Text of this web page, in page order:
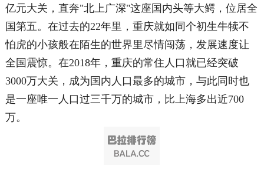
亿元大关，直奔"北上广深"这座国内头等大鳄，位居全
国第五。在过去的22年里，重庆就如同个初生牛犊不
怕虎的小孩般在陌生的世界里尽情闯荡，发展速度让
全国震惊。在2018年，重庆的常住人口就已经突破
3000万大关，成为国内人口最多的城市，与此同时也
是一座唯一人口过三千万的城市，比上海多出近700
万。